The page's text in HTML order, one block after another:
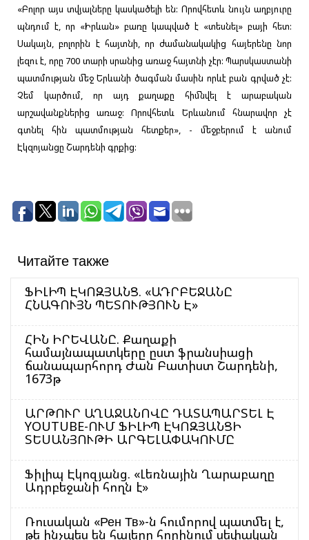
«Բոլոր այս տվյալները կասկածելի են: Որովհետև նույն աղբյուրը
պնդում է, որ «Իրևան» բառը կապված է «տեսնել» բայի հետ:
Սակայն, բոլորին է հայտնի, որ ժամանակակից հայերենը նոր
լեզու է, որը 700 տարի սրանից առաջ հայտնի չէր: Պարսկաստանի
պատմության մեջ Երևանի ծագման մասին որևէ բան գրված չէ:
Չեմ կարծում, որ այդ քաղաքը հիմնվել է արաբական
արշավանքներից առաջ: Որովհետև Երևանում հնարավոր չէ
գտնել հին պատմության հետքեր», - մեջբերում է անում
Էկզոյանցը Շարդենի գրքից:
Читайте также
ՖԻԼԻՊ ԷԿՈԶՅԱՆՑ. «ԱԴՐԲԵՋԱՆԸ
ՀՆԱԳՈՒՅՆ ՊԵՏՈՒԹՅՈՒՆ Է»
ՀԻՆ ԻՐԵՎԱՆԸ. Քաղաքի
համայնապատկերը ըստ ֆրանսիացի
ճանապարհորդ Ժան Բատիստ Շարդենի,
1673թ
ԱՐԹՈՒՐ ԱՂԱՋԱՆՈՎԸ ԴԱՏԱՊԱՐՏԵԼ Է
YOUTUBE-ՈՒՄ ՖԻԼԻՊ ԷԿՈԶՅԱՆՑԻ
ՏԵՍԱՆՅՈՒԹԻ ԱՐԳԵԼԱՓԱԿՈՒՄԸ
Ֆիլիպ Էկոզյանց. «Լեռնային Ղարաբաղը
Ադրբեջանի հողն է»
Ռուսական «Рен Тв»-ն հումորով պատմել է,
թե ինչպես են հայերը հորինում սեփական